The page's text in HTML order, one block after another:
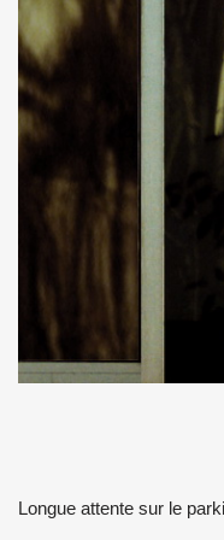
Longue attente sur le